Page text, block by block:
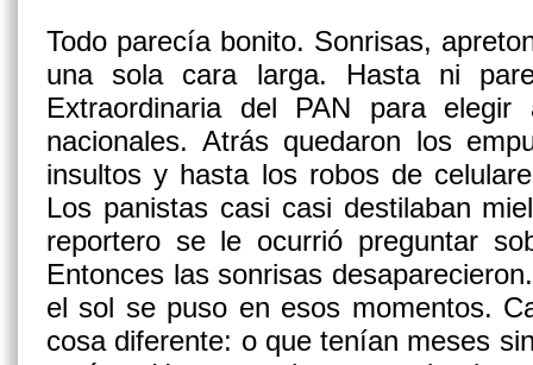
Todo parecía bonito. Sonrisas,
una sola cara larga. Hasta ni
Extraordinaria del PAN para elegir
nacionales. Atrás quedaron los
insultos y hasta los robos de
Los panistas casi casi destilaban
reportero se le ocurrió preguntar
Entonces las sonrisas
el sol se puso en esos momentos.
cosa diferente: o que tenían meses